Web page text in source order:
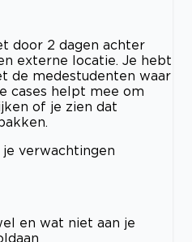
door 2 dagen achter
externe locatie. Je hebt
de medestudenten waar
cases helpt mee om
of je zien dat
verwachtingen
en wat niet aan je